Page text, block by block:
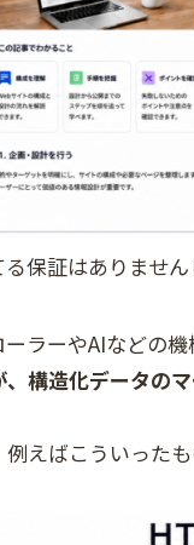
保証はありませ
ラーやAIなどの機
構造化データの
えばこういった